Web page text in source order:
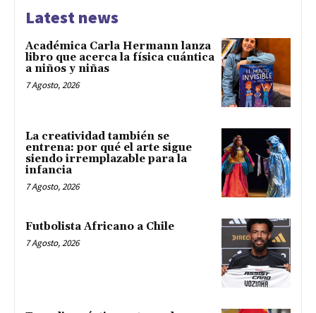
Latest news
Académica Carla Hermann lanza
libro que acerca la física cuántica
a niños y niñas
7 Agosto, 2026
La creatividad también se
entrena: por qué el arte sigue
siendo irremplazable para la
infancia
7 Agosto, 2026
Futbolista Africano a Chile
7 Agosto, 2026